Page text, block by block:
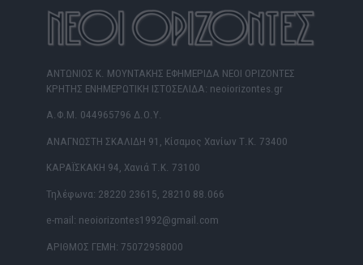
ΑΝΤΩΝΙΟΣ Κ. ΜΟΥΝΤΑΚΗΣ ΕΦΗΜΕΡΙΔΑ ΝΕΟΙ ΟΡΙΖΟΝΤΕΣ
ΚΡΗΤΗΣ ΕΝΗΜΕΡΩΤΙΚΗ ΙΣΤΟΣΕΛΙΔΑ: neoiorizontes.gr
Α.Φ.Μ. 044965796 Δ.Ο.Υ.
ΑΝΑΓΝΩΣΤΗ ΣΚΑΛΙΔΗ 91, Κίσαμος Χανίων Τ.Κ. 73400
ΚΑΡΑΪΣΚΑΚΗ 94, Χανιά Τ.Κ. 73100
Τηλέφωνα: 28220 23615, 28210 88.066
e-mail: neoiorizontes1992@gmail.com
ΑΡΙΘΜΟΣ ΓΕΜΗ: 75072958000